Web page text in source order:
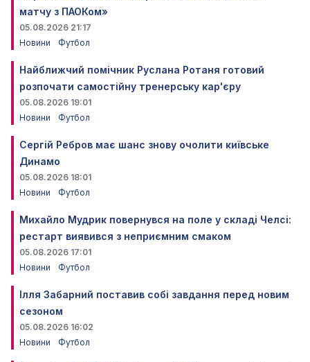
матчу з ПАОКом»
05.08.2026 21:17
Новини
Футбол
Найближчий помічник Руслана Ротаня готовий
розпочати самостійну тренерську кар'єру
05.08.2026 19:01
Новини
Футбол
Сергій Ребров має шанс знову очолити київське
Динамо
05.08.2026 18:01
Новини
Футбол
Михайло Мудрик повернувся на поле у складі Челсі:
рестарт виявився з неприємним смаком
05.08.2026 17:01
Новини
Футбол
Ілля Забарний поставив собі завдання перед новим
сезоном
05.08.2026 16:02
Новини
Футбол